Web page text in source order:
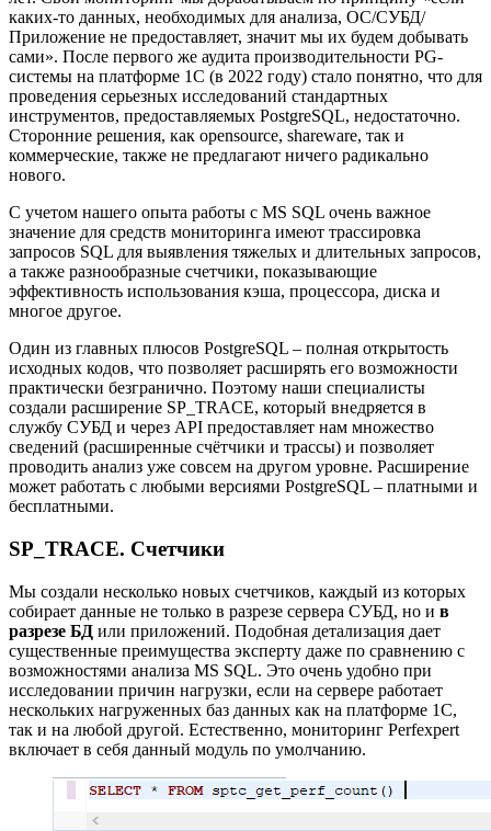
каких-то данных, необходимых для анализа, ОС/СУБД/
Приложение не предоставляет, значит мы их будем добывать
сами». После первого же аудита производительности PG-
системы на платформе 1С (в 2022 году) стало понятно, что для
проведения серьезных исследований стандартных
инструментов, предоставляемых PostgreSQL, недостаточно.
Сторонние решения, как opensource, shareware, так и
коммерческие, также не предлагают ничего радикально
нового.
С учетом нашего опыта работы с MS SQL очень важное
значение для средств мониторинга имеют трассировка
запросов SQL для выявления тяжелых и длительных запросов,
а также разнообразные счетчики, показывающие
эффективность использования кэша, процессора, диска и
многое другое.
Один из главных плюсов PostgreSQL – полная открытость
исходных кодов, что позволяет расширять его возможности
практически безгранично. Поэтому наши специалисты
создали расширение SP_TRACE, который внедряется в
службу СУБД и через API предоставляет нам множество
сведений (расширенные счётчики и трассы) и позволяет
проводить анализ уже совсем на другом уровне. Расширение
может работать с любыми версиями PostgreSQL – платными и
бесплатными.
SP_TRACE. Счетчики
Мы создали несколько новых счетчиков, каждый из которых
собирает данные не только в разрезе сервера СУБД, но и в
разрезе БД или приложений. Подобная детализация дает
существенные преимущества эксперту даже по сравнению с
возможностями анализа MS SQL. Это очень удобно при
исследовании причин нагрузки, если на сервере работает
нескольких нагруженных баз данных как на платформе 1С,
так и на любой другой. Естественно, мониторинг Perfexpert
включает в себя данный модуль по умолчанию.